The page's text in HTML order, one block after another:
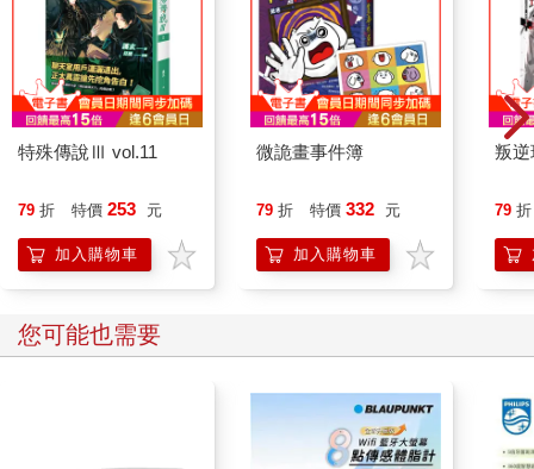
美國東岸的旅程認識此人；那一次，他同意為布朗大學的自由北
韓分會演講。彼得斯在艾德瑞安身上發現「某種奇特之處」——
這年輕人有卓越的能力，能提高大學生對北韓的意識，並說服他
們：即使侵犯人權的是隱密、封閉、獨裁國家，但他們仍有能力
改變如此龐大又難以捉摸的對象。「能讓年輕人關注北韓人權是
很稀奇的。」彼得斯憶道。
這樣的主題。在彼得斯及志同道合者的眼中看來，核心事實只有
一個：北韓人民在受苦，理當得到幫助。
彼得斯早就知道，進行救援要非常低調。離開中韓邊界地區會需
工、西方人與韓國人也是。最困難的部分之一，是讓脫北者離開
街道，以免被中國當地人舉報當局，或者被隨時都會出現的中國
後，就會帶脫北者躲在某個住家或庇護所，通常讓他們能吃飽穿
暖，並能得到訓練，以應付下個階段的旅程——他們得在中國長
途旅行，再穿越一次國界，而一路上會有勇敢無畏的嚮導帶路。
特殊傳說Ⅲ vol.11
79 折 特價 253 元
加入購物車
微詭畫事件簿
79 折 特價 332 元
加入購物車
叛逆
79 折
您可能也需要